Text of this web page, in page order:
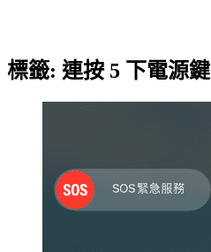
標籤: 連按 5 下電源鍵